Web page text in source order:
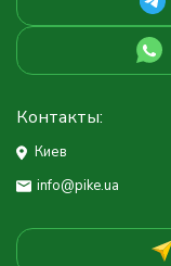
Контакты:
Киев
info@pike.ua